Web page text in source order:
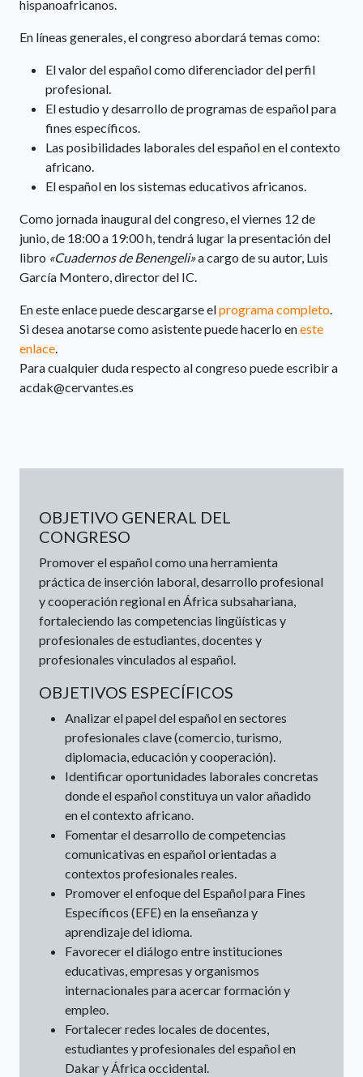
hispanoafricanos.
En líneas generales, el congreso abordará temas como:
El valor del español como diferenciador del perfil
profesional.
El estudio y desarrollo de programas de español para
fines específicos.
Las posibilidades laborales del español en el contexto
africano.
El español en los sistemas educativos africanos.
Como jornada inaugural del congreso, el viernes 12 de
junio, de 18:00 a 19:00 h, tendrá lugar la presentación del
libro «Cuadernos de Benengeli»a cargo de su autor, Luis
García Montero, director del IC.
En este enlace puede descargarse elprograma completo
Si desea anotarse como asistente puede hacerlo eneste
enlace
Para cualquier duda respecto al congreso puede escribir a
acdak@cervantes.es
OBJETIVO GENERAL DEL
CONGRESO
Promover el español como una herramienta
práctica de inserción laboral, desarrollo profesional
y cooperación regional en África subsahariana,
fortaleciendo las competencias lingüísticas y
profesionales de estudiantes, docentes y
profesionales vinculados al español.
OBJETIVOS ESPECÍFICOS
Analizar el papel del español en sectores
profesionales clave (comercio, turismo,
diplomacia, educación y cooperación).
Identificar oportunidades laborales concretas
donde el español constituya un valor añadido
en el contexto africano.
Fomentar el desarrollo de competencias
comunicativas en español orientadas a
contextos profesionales reales.
Promover el enfoque del Español para Fines
Específicos (EFE) en la enseñanza y
aprendizaje del idioma.
Favorecer el diálogo entre instituciones
educativas, empresas y organismos
internacionales para acercar formación y
empleo.
Fortalecer redes locales de docentes,
estudiantes y profesionales del español en
Dakar y África occidental.